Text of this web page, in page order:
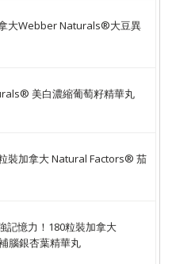
大Webber Naturals®大豆異
美白濃縮葡萄籽精華丸
裝加拿大 Natural Factors® 茄
記憶力！180粒裝加拿大
腦銀杏葉精華丸